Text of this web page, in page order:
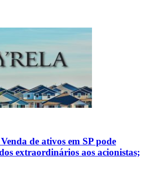
de ativos em SP pode
extraordinários aos acionistas;